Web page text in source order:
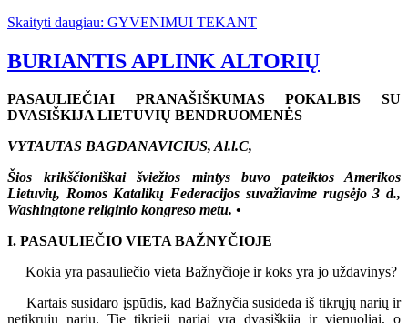
Skaityti daugiau: GYVENIMUI TEKANT
BURIANTIS APLINK ALTORIŲ
PASAULIEČIAI PRANAŠIŠKUMAS POKALBIS SU
DVASIŠKIJA LIETUVIŲ BENDRUOMENĖS
VYTAUTAS BAGDANAVICIUS, Al.l.C,
Šios krikščioniškai šviežios mintys buvo pateiktos Amerikos
Lietuvių, Romos Katalikų Federacijos suvažiavime rugsėjo 3 d.,
Washingtone religinio kongreso metu. •
I. PASAULIEČIO VIETA BAŽNYČIOJE
Kokia yra pasauliečio vieta Bažnyčioje ir koks yra jo uždavinys?
Kartais susidaro įspūdis, kad Bažnyčia susideda iš tikrųjų narių ir
netikrųjų narių. Tie tikrieji nariai yra dvasiškija ir vienuoliai, o